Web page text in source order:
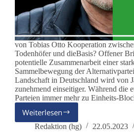
von Tobias Otto Kooperation
Todenhöfer und dieBasis? Offener
potentielle Zusammenarbeit einer
Sammelbewegung der
Landschaft in Deutschland wird von
zunehmend einseitiger. Während die
Parteien immer mehr zu Einheits-
Weiterlesen
Politische
Wende
Redaktion (hg) 22.05.2023